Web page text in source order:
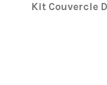
Kit Couvercle